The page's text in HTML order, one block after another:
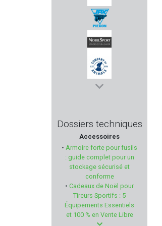
Sans marque GILLES
PIEXON
NOBEL SPORT
COMPANY ANIMALS'
FRANCHI
DLG TACTICAL
MANUFACTURE PERRIN
MORAKNIV
Dossiers techniques
Accessoires
• Armoire forte pour fusils
: guide complet pour un
stockage sécurisé et
conforme
• Cadeaux de Noël pour
Tireurs Sportifs : 5
Équipements Essentiels
et 100 % en Vente Libre